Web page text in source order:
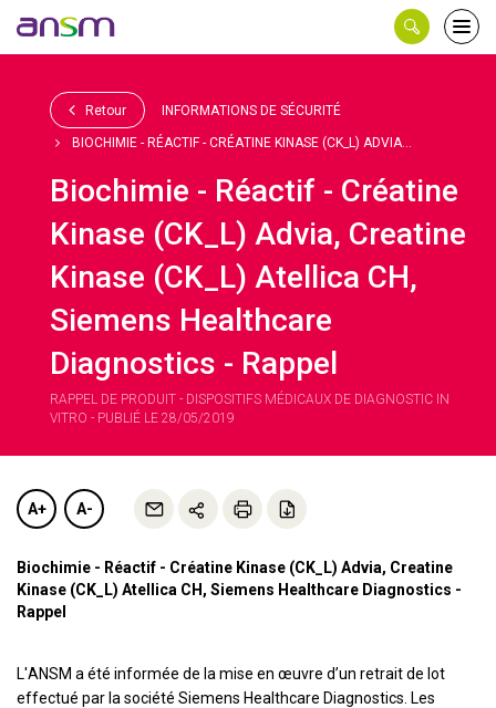
le
Retour INFORMATIONS DE SÉCURITÉ
BIOCHIMIE - RÉACTIF - CRÉATINE KINASE (CK_L) ADVIA...
Biochimie - Réactif - Créatine
Kinase (CK_L) Advia, Creatine
Kinase (CK_L) Atellica CH,
Siemens Healthcare
Diagnostics - Rappel
RAPPEL DE PRODUIT - DISPOSITIFS MÉDICAUX DE DIAGNOSTIC IN
VITRO - PUBLIÉ LE 28/05/2019
A+ A-
Biochimie - Réactif - Créatine Kinase (CK_L) Advia, Creatine
Kinase (CK_L) Atellica CH, Siemens Healthcare Diagnostics -
Rappel
L'ANSM a été informée de la mise en œuvre d’un retrait de lot
effectué par la société Siemens Healthcare Diagnostics. Les